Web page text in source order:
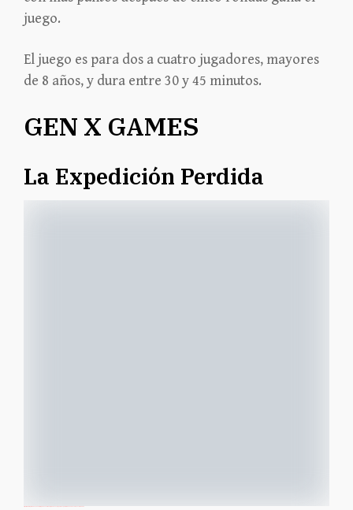
juego.
El juego es para dos a cuatro jugadores, mayores
de 8 años, y dura entre 30 y 45 minutos.
GEN X GAMES
La Expedición Perdida